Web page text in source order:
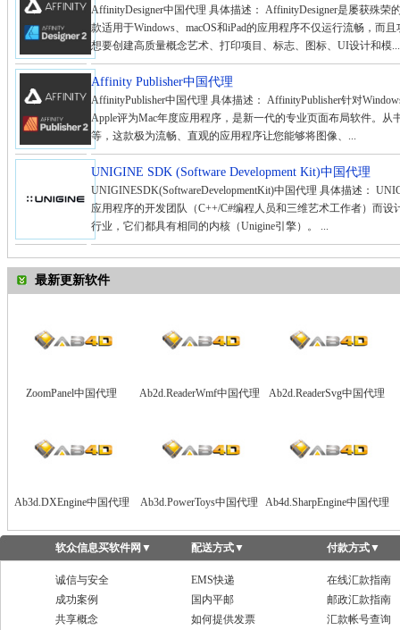
AffinityDesigner中国代理 具体描述： AffinityDesigner是屡获殊
款适用于Windows、macOS和iPad的应用程序不仅运行流畅，而
想要创建高质量概念艺术、打印项目、标志、图标、UI设计和模...
Affinity Publisher中国代理
AffinityPublisher中国代理 具体描述： AffinityPublisher针对
Apple评为Mac年度应用程序，是新一代的专业页面布局软件。
等，这款极为流畅、直观的应用程序让您能够将图像、...
UNIGINE SDK (Software Development Kit)中国代理
UNIGINESDK(SoftwareDevelopmentKit)中国代理 具体描述：
应用程序的开发团队（C++/C#编程人员和三维艺术工作者）而
行业，它们都具有相同的内核（Unigine引擎）。 ...
最新更新软件
ZoomPanel中国代理 Ab2d.ReaderWmf中国代理 Ab2d.ReaderSvg中国代理
Ab3d.DXEngine中国代理 Ab3d.PowerToys中国代理 Ab4d.SharpEngine中国代理
软众信息买软件网 ▼ 配送方式▼ 付款方式▼
诚信与安全 EMS快递
在线汇款指南
成功案例
国内平邮
邮政汇款指南
共享概念
如何提供发票 汇款帐号查询